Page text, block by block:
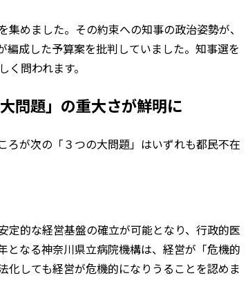
めました。その約束への知事の政治姿勢が、
成した予算案を批判していました。知事選を
問われます。
問題」の重大さが鮮明に
ろが次の「３つの大問題」はいずれも都民不在
定的な経営基盤の確立が可能となり、行政的医
となる神奈川県立病院機構は、経営が「危機的
化しても経営が危機的になりうることを認めま